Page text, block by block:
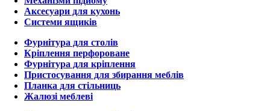
Аксесуари для кухонь
Системи ящиків
Фурнітура для столів
Кріплення перфороване
Фурнітура для кріплення
Пристосування для збирання меблів
Планка для стільниць
Жалюзі меблеві